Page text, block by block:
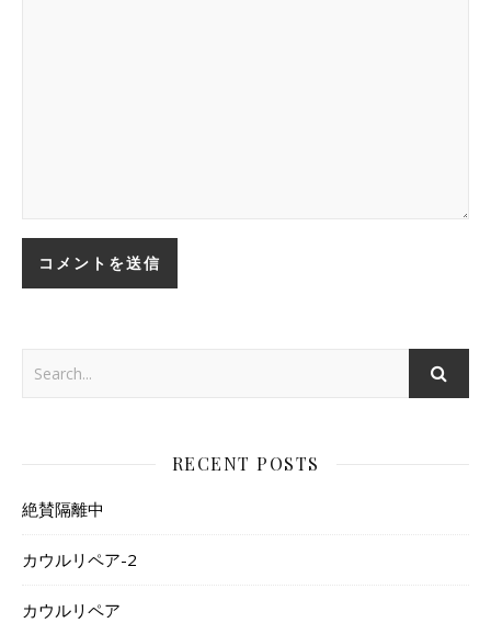
RECENT POSTS
絶賛隔離中
カウルリペア-2
カウルリペア